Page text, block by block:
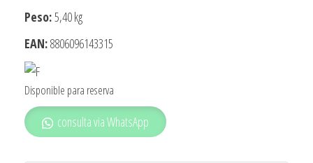
Peso:5,40 kg
EAN:8806096143315
Disponible para reserva
consulta via WhatsApp